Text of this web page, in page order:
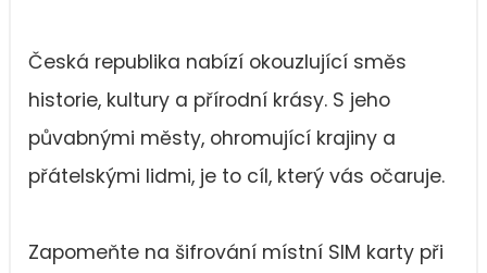
Česká republika nabízí okouzlující směs
historie, kultury a přírodní krásy. S jeho
půvabnými městy, ohromující krajiny a
přátelskými lidmi, je to cíl, který vás očaruje.
Zapomeňte na šifrování místní SIM karty při